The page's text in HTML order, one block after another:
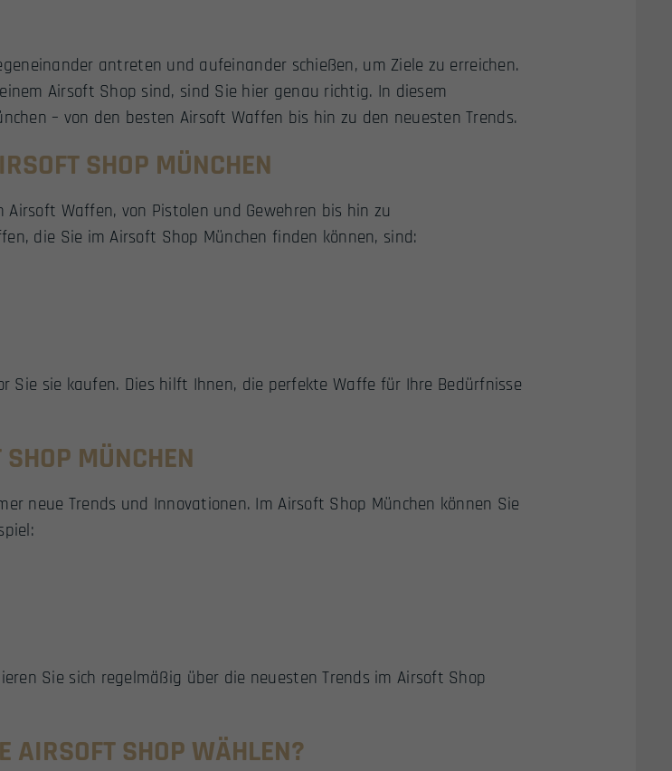
antreten und aufeinander schießen, um Ziele zu erreichen.
Airsoft Shop sind, sind Sie hier genau richtig. In diesem
– von den besten Airsoft Waffen bis hin zu den neuesten Trends.
SHOP MÜNCHEN
Waffen, von Pistolen und Gewehren bis hin zu
die Sie im Airsoft Shop München finden können, sind:
Sie sie kaufen. Dies hilft Ihnen, die perfekte Waffe für Ihre Bedürfnisse
MÜNCHEN
neue Trends und Innovationen. Im Airsoft Shop München können Sie
Sie sich regelmäßig über die neuesten Trends im Airsoft Shop
AIRSOFT SHOP WÄHLEN?